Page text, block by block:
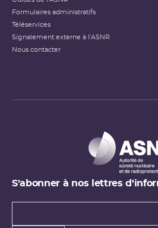
Formulaires administratifs
Téléservices
Signalement externe à l'ASNR
Nous contacter
S'abonner à nos lettres
Types de